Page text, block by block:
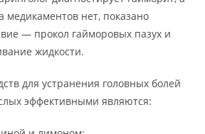
нет, показано
— прокол гайморовых пазух и
жидкости.
для устранения головных болей
эффективными являются: